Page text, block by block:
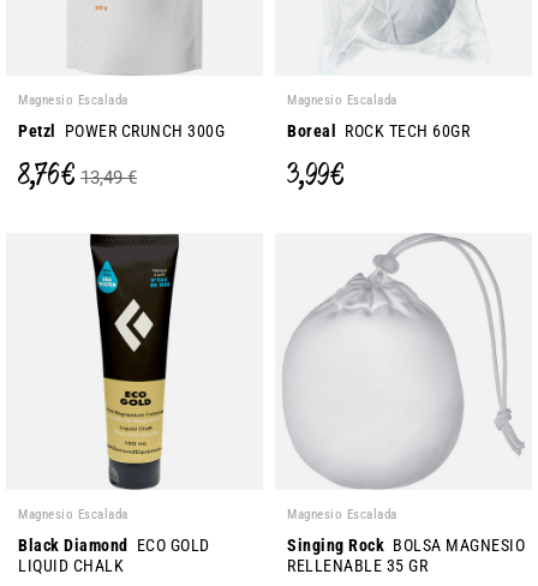
Magnesio Escalada
Petzl POWER CRUNCH 300G
8,76 € 13,49 €
Magnesio Escalada
Boreal ROCK TECH 60GR
3,99 €
Magnesio Escalada
Black Diamond
ECO GOLD
LIQUID CHALK
Magnesio Escalada
Singing Rock BOLSA MAGNESIO
RELLENABLE 35 GR